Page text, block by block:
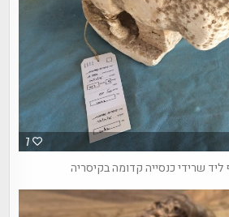
7
שרידי כנסייה קדומה בקיסריה